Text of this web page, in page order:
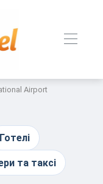
Airport
Готелі
та таксі